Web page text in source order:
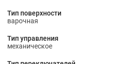
Тип поверхности
варочная
Тип управления
механическое